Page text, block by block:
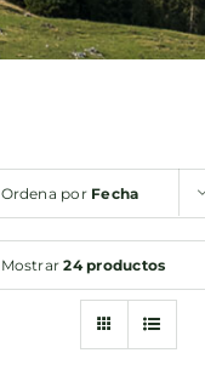
Ordena por Fecha
Mostrar24 productos